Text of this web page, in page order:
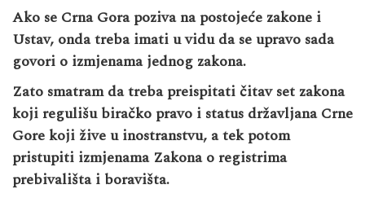
Ako se Crna Gora poziva na postojeće zakone i
Ustav, onda treba imati u vidu da se upravo sada
govori o izmjenama jednog zakona.
Zato smatram da treba preispitati čitav set zakona
koji regulišu biračko pravo i status državljana Crne
Gore koji žive u inostranstvu, a tek potom
pristupiti izmjenama Zakona o registrima
prebivališta i boravišta.